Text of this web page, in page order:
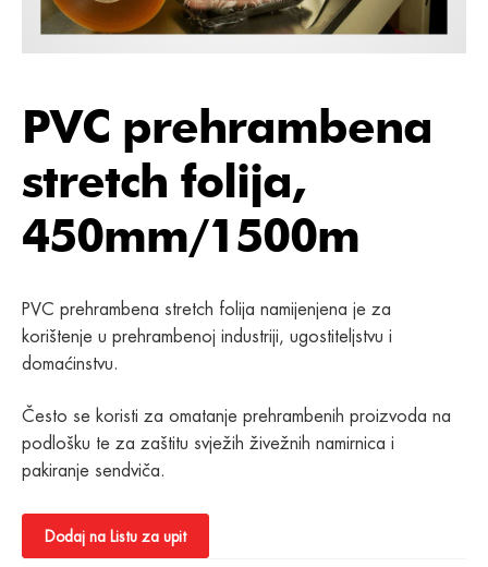
PVC prehrambena
stretch folija,
450mm/1500m
PVC prehrambena stretch folija namijenjena je za
korištenje u prehrambenoj industriji, ugostiteljstvu i
domaćinstvu.
Često se koristi za omatanje prehrambenih proizvoda na
podlošku te za zaštitu svježih živežnih namirnica i
pakiranje sendviča.
Dodaj na Listu za upit